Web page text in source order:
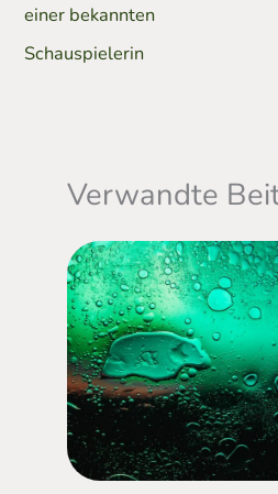
einer bekannten
Schauspielerin
Verwandte